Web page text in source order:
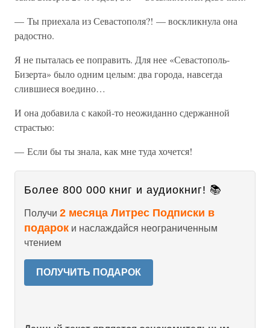
— Ты приехала из Севастополя?! — воскликнула она
радостно.
Я не пыталась ее поправить. Для нее «Севастополь-
Бизерта» было одним целым: два города, навсегда
слившиеся воедино…
И она добавила с какой-то неожиданно сдержанной
страстью:
— Если бы ты знала, как мне туда хочется!
Более 800 000 книг и аудиокниг! 📚
Получи 2 месяца Литрес Подписки в
подарок и наслаждайся неограниченным
чтением
ПОЛУЧИТЬ ПОДАРОК